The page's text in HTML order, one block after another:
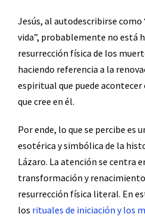
Jesús, al autodescribirse como
vida”, probablemente no está
resurrección física de los
haciendo referencia a la
espiritual que puede acontecer
que cree en él.
Por ende, lo que se percibe es
esotérica y simbólica de la
Lázaro. La atención se centra
transformación y
resurrección física literal. En
los rituales de iniciación y los